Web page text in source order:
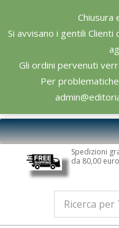
Chiusura
Si avvisano i gentili
Gli ordini pervenuti
Per
content
Editoriale
Scientifica
Primary
Navigation
Spedizioni
da 80,00 euro